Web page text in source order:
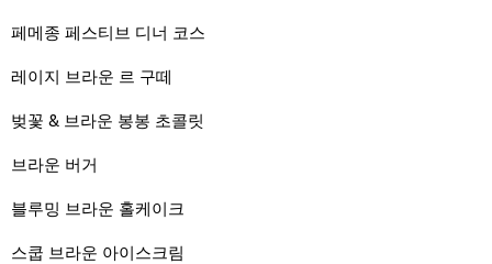
페메종 페스티브 디너 코스
레이지 브라운 르 구떼
벚꽃 & 브라운 봉봉 초콜릿
브라운 버거
블루밍 브라운 홀케이크
스쿱 브라운 아이스크림